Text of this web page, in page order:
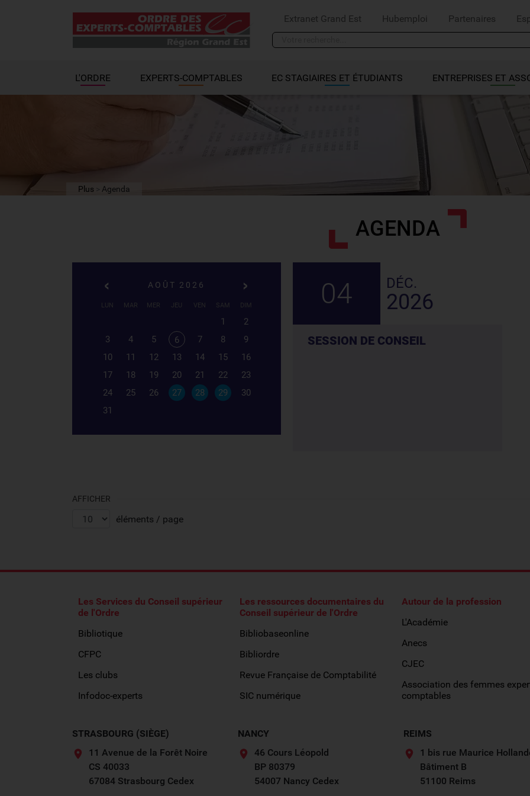
Extranet Grand Est Hubemploi Partenaires
L'ORDRE EXPERTS-COMPTABLES EC STAGIAIRES ET ÉTUDIANTS ENTREPRISES ET
Plus Agenda
AGENDA
AOÛT 2026
LUN MAR MER JEU VEN SAM DIM
1
2
3
4 5 6 7 8
9
10
11 12 13 14 15
16
17
18 19 20 21 22
23
24
25 26 27 28 29
30
31
04 DÉC.
2026
SESSION DE CONSEIL
AFFICHER
éléments / page
Les Services du Conseil supérieur
de l'Ordre
Bibliotique
CFPC
Les clubs
Infodoc-experts
Les ressources documentaires du
Conseil supérieur de l'Ordre
Bibliobaseonline
Bibliordre
Revue Française de Comptabilité
SIC numérique
Autour de la profession
L'Académie
Anecs
CJEC
Association des femmes
comptables
STRASBOURG (SIÈGE)
11 Avenue de la Forêt Noire
CS 40033
67084 Strasbourg Cedex
NANCY
46 Cours Léopold
BP 80379
54007 Nancy Cedex
REIMS
1 bis rue Maurice
Bâtiment B
51100 Reims